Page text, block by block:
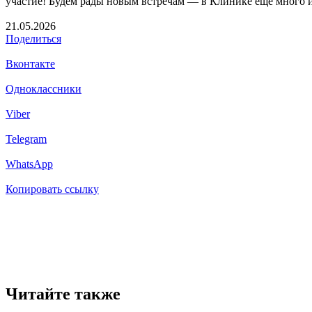
21.05.2026
Поделиться
Вконтакте
Одноклассники
Viber
Telegram
WhatsApp
Копировать ссылку
Читайте также